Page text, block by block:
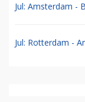
Jul: Amsterdam -
Jul: Rotterdam -